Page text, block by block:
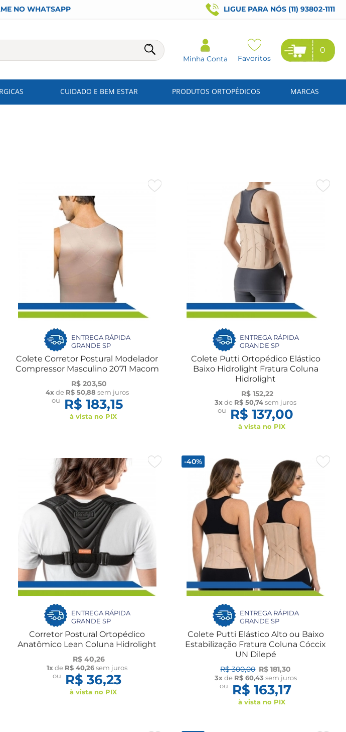
NO WHATSAPP LIGUE PARA NÓS (11) 93802-1111
Minha Conta Favoritos
0
CUIDADO E BEM ESTAR PRODUTOS ORTOPÉDICOS MARCAS
ENTREGA RÁPIDA
GRANDE SP
Colete Corretor Postural Modelador
Compressor Masculino 2071 Macom
R$ 203,50
4xde R$ 50,88 sem juros
ou
R$ 183,15
à vista no PIX
ENTREGA RÁPIDA
GRANDE SP
Colete Putti Ortopédico Elástico
Baixo Hidrolight Fratura Coluna
Hidrolight
R$ 152,22
3xde R$ 50,74sem juros
ou
R$ 137,00
à vista no PIX
ENTREGA RÁPIDA
GRANDE SP
Corretor Postural Ortopédico
Anatômico Lean Coluna Hidrolight
R$ 40,26
1xde R$ 40,26sem juros
ou
R$ 36,23
à vista no PIX
-40%
ENTREGA RÁPIDA
GRANDE SP
Colete Putti Elástico Alto ou Baixo
Estabilização Fratura Coluna Cóccix
UN Dilepé
R$ 300,00 R$ 181,30
3xde R$ 60,43 sem juros
ou
R$ 163,17
à vista no PIX